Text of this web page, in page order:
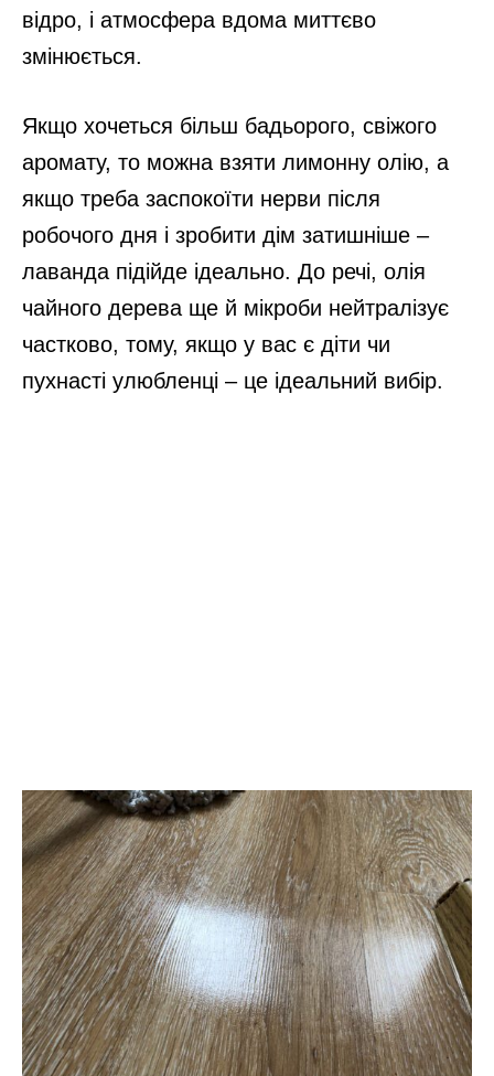
відро, і атмосфера вдома миттєво
змінюється.
Якщо хочеться більш бадьорого, свіжого
аромату, то можна взяти лимонну олію, а
якщо треба заспокоїти нерви після
робочого дня і зробити дім затишніше –
лаванда підійде ідеально. До речі, олія
чайного дерева ще й мікроби нейтралізує
частково, тому, якщо у вас є діти чи
пухнасті улюбленці – це ідеальний вибір.